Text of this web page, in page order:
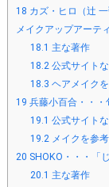
18 カズ・ヒロ（辻
メイクアップアーテ
18.1 主な著作
18.2 公式サイト
18.3 ヘアメイク
19 兵藤小百合・・
19.1 公式サイト
19.2 メイクを参
20 SHOKO・・・「
20.1 主な著作